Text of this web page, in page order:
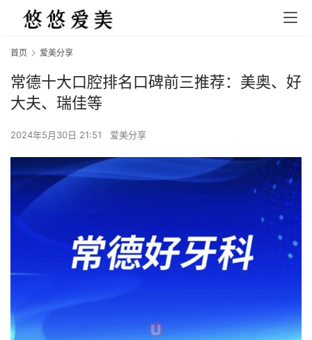
首页 爱美分享
常德十大口腔排名口碑前三推荐：美奥、好
大夫、瑞佳等
2024年5月30日 21:51 爱美分享